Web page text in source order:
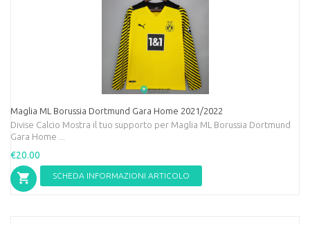
Maglia ML Borussia Dortmund Gara Home 2021/2022
Divise Calcio Mostra il tuo supporto per Maglia ML Borussia Dortmund
Gara Home ...
€20.00
SCHEDA INFORMAZIONI ARTICOLO